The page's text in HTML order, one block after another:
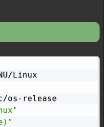
Linux